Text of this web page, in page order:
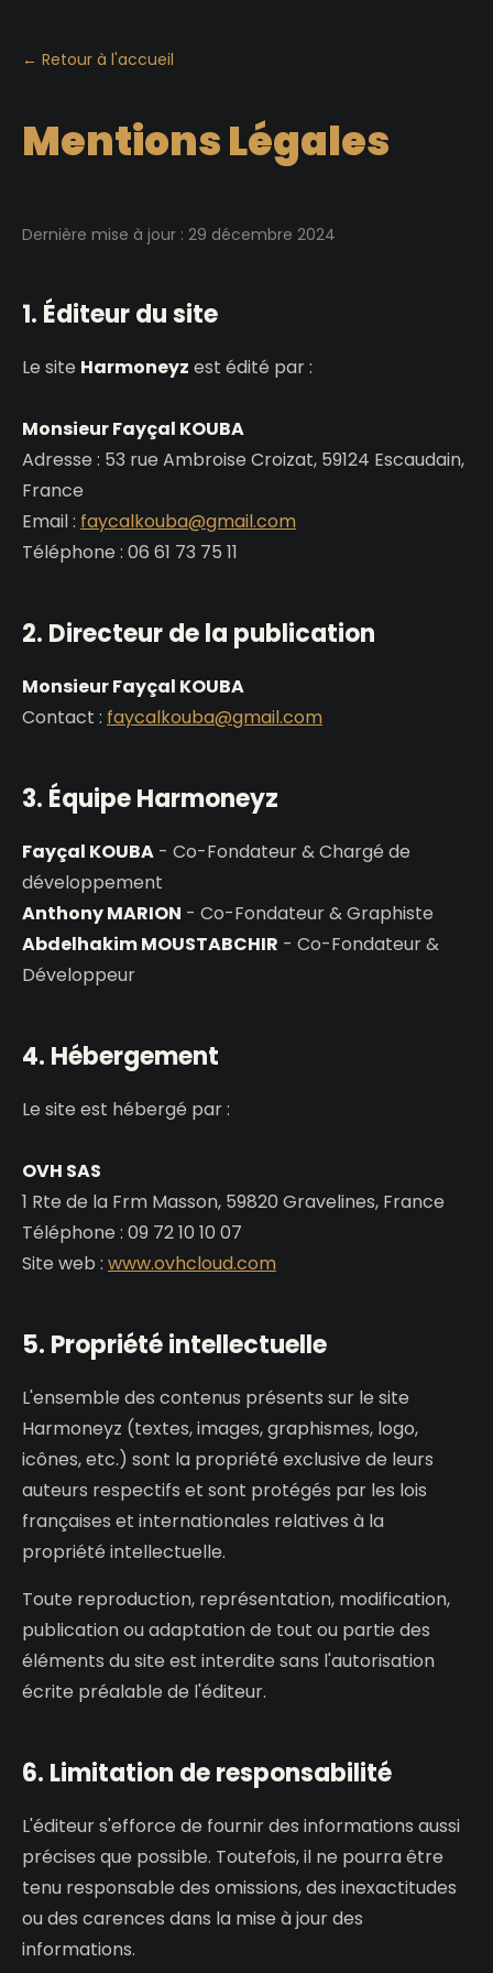
← Retour à l'accueil
Mentions Légales
Dernière mise à jour : 29 décembre 2024
1. Éditeur du site
Le site Harmoneyz est édité par :
Monsieur Fayçal KOUBA
Adresse : 53 rue Ambroise Croizat, 59124 Escaudain,
France
Email : faycalkouba@gmail.com
Téléphone : 06 61 73 75 11
2. Directeur de la publication
Monsieur Fayçal KOUBA
Contact : faycalkouba@gmail.com
3. Équipe Harmoneyz
Fayçal KOUBA - Co-Fondateur & Chargé de
développement
Anthony MARION - Co-Fondateur & Graphiste
Abdelhakim MOUSTABCHIR - Co-Fondateur &
Développeur
4. Hébergement
Le site est hébergé par :
OVH SAS
1 Rte de la Frm Masson, 59820 Gravelines, France
Téléphone : 09 72 10 10 07
Site web : www.ovhcloud.com
5. Propriété intellectuelle
L'ensemble des contenus présents sur le site
Harmoneyz (textes, images, graphismes, logo,
icônes, etc.) sont la propriété exclusive de leurs
auteurs respectifs et sont protégés par les lois
françaises et internationales relatives à la
propriété intellectuelle.
Toute reproduction, représentation, modification,
publication ou adaptation de tout ou partie des
éléments du site est interdite sans l'autorisation
écrite préalable de l'éditeur.
6. Limitation de responsabilité
L'éditeur s'efforce de fournir des informations aussi
précises que possible. Toutefois, il ne pourra être
tenu responsable des omissions, des inexactitudes
ou des carences dans la mise à jour des
informations.